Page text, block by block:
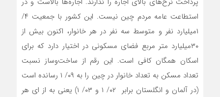
استطاعت عامه مردم چین نیست. این کشور با جمعیت ۴/
۱میلیارد نفر و متوسط سه نفر در هر خانوار، اکنون بیش از
۳۰میلیارد متر مربع فضای مسکونی در اختیار دارد که برای
اسکان همگان کافی است. این رقم از ساخت‌وساز نسبت
تعداد مسکن به تعداد خانوار در چین را به ۰۹/ ۱ رسانده است
(در آلمان و انگلستان برابر ۰۲/ ۱ و ۰۳/ ۱) یعنی به از ای هر